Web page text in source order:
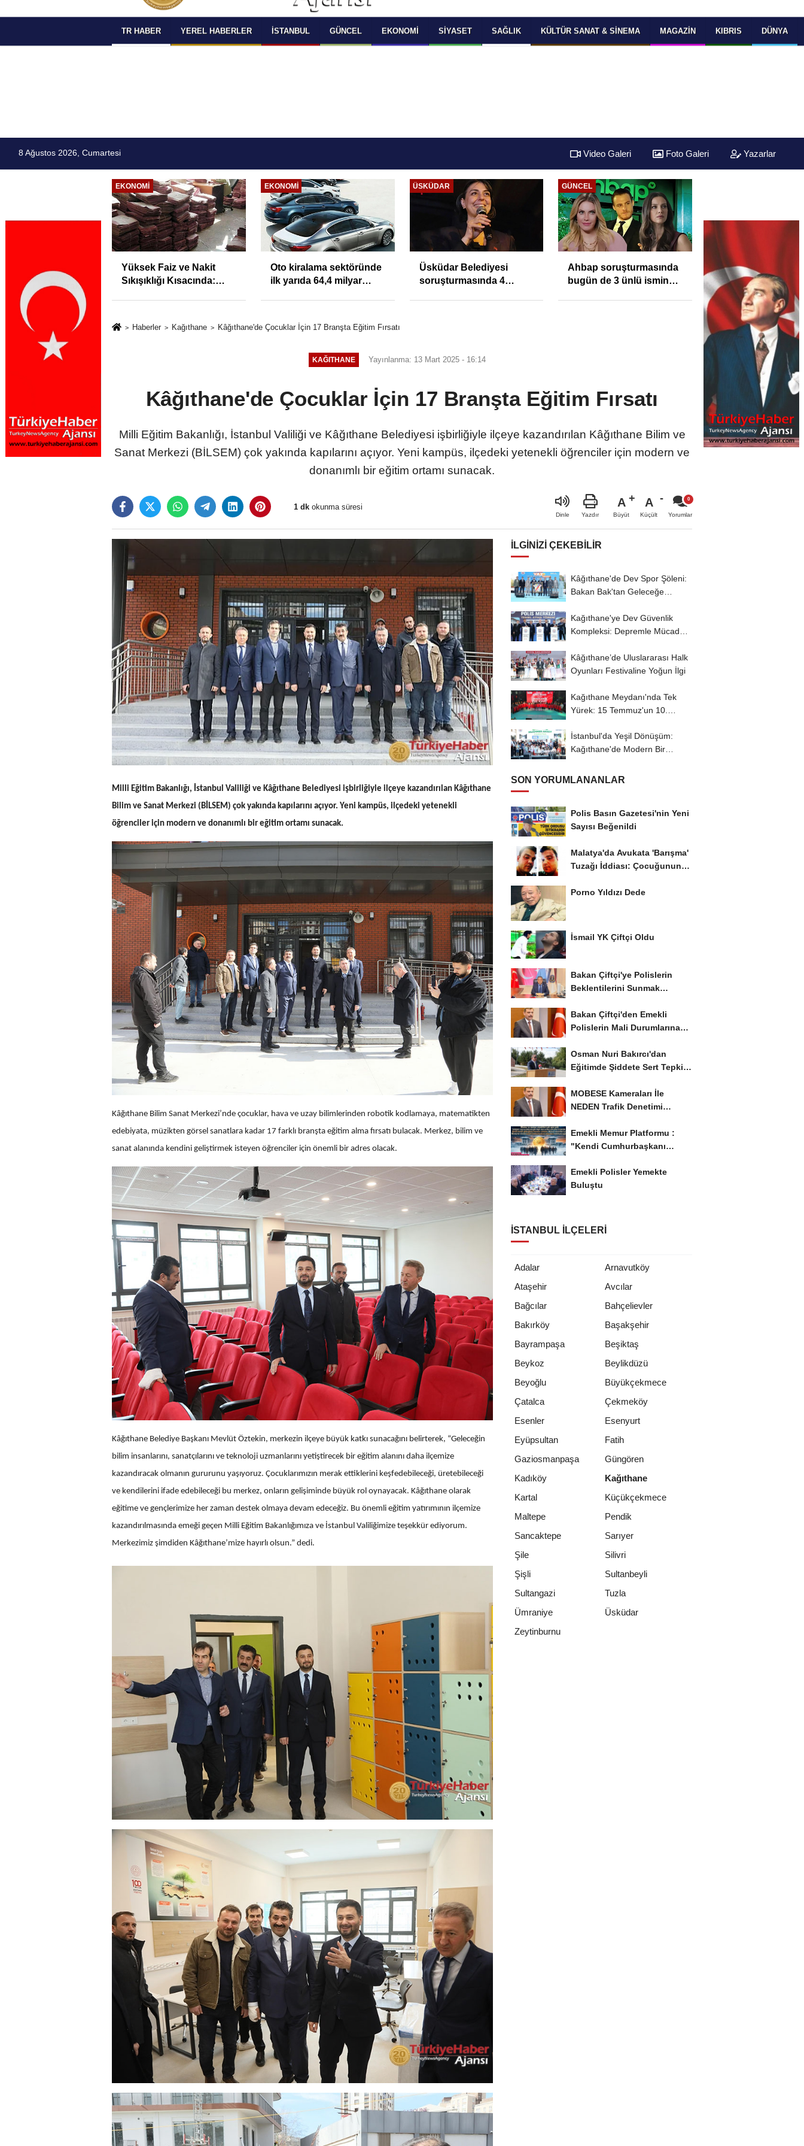
SELECT LANGUAGE YOU WOULD TO READ
OKUMAK İSTEDİĞİNİZ DİLİ SEÇİNİZ
Powered by
Translate
TR HABER YEREL HABERLER İSTANBUL GÜNCEL EKONOMI SIYASET SAĞLIK KÜLTÜR SANAT & SINEMA MAGAZIN KIBRIS DÜNYA
8 Ağustos 2026, Cumartesi Video Galeri Foto Galeri Yazarlar
EĞITIM
ETSO ve İSO Arasında
İstihdam Odaklı Mesleki
SIYASET
Dervişoğlu: 'Çerçeve
Yasa Çözüm Değil, İkinci
GÜNCEL
Araçtan izmarit ve çöp
atanlara uyarı: Trafiğin
EKONOMI
TÜİK Temmuz
enflasyonunu %31,75;
Yüksek Faiz ve
Sıkışıklığı
Reel Sektörde
Konkordato
Haberler Kağıthane Kâğıthane'de Çocuklar İçin 17 Branşta Eğitim Fırsatı
KAĞITHANE Yayınlanma: 13 Mart 2025 - 16:14
Kâğıthane'de Çocuklar İçin 17 Branşta Eğitim Fırsatı
Milli Eğitim Bakanlığı, İstanbul Valiliği ve Kâğıthane Belediyesi işbirliğiyle ilçeye kazandırılan Kâğıthane Bilim ve
Sanat Merkezi (BİLSEM) çok yakında kapılarını açıyor. Yeni kampüs, ilçedeki yetenekli öğrenciler için modern ve
donanımlı bir eğitim ortamı sunacak.
1 dk okunma süresi
Dinle Yazdır
A
Büyüt
A
Küçült Yorumlar
Milli Eğitim Bakanlığı, İstanbul Valiliği ve Kâğıthane Belediyesi işbirliğiyle ilçeye kazandırılan Kâğıthane
Bilim ve Sanat Merkezi (BİLSEM) çok yakında kapılarını açıyor. Yeni kampüs, ilçedeki yetenekli
öğrenciler için modern ve donanımlı bir eğitim ortamı sunacak.
Kâğıthane Bilim Sanat Merkezi’nde çocuklar, hava ve uzay bilimlerinden robotik kodlamaya, matematikten
edebiyata, müzikten görsel sanatlara kadar 17 farklı branşta eğitim alma fırsatı bulacak. Merkez, bilim ve
sanat alanında kendini geliştirmek isteyen öğrenciler için önemli bir adres olacak.
Kâğıthane Belediye Başkanı Mevlüt Öztekin, merkezin ilçeye büyük katkı sunacağını belirterek, “Geleceğin
bilim insanlarını, sanatçılarını ve teknoloji uzmanlarını yetiştirecek bir eğitim alanını daha ilçemize
kazandıracak olmanın gururunu yaşıyoruz. Çocuklarımızın merak ettiklerini keşfedebileceği, üretebileceği
ve kendilerini ifade edebileceği bu merkez, onların gelişiminde büyük rol oynayacak. Kâğıthane olarak
eğitime ve gençlerimize her zaman destek olmaya devam edeceğiz. Bu önemli eğitim yatırımının ilçemize
kazandırılmasında emeği geçen Milli Eğitim Bakanlığımıza ve İstanbul Valiliğimize teşekkür ediyorum.
Merkezimiz şimdiden Kâğıthane’mize hayırlı olsun.” dedi.
İLGINIZI ÇEKEBILIR
Kâğıthane'de Dev Spor Şöleni:
Bakan Bak'tan Geleceğe
Kağıthane'ye Dev Güvenlik
Kompleksi: Depremle Mücadele
Kâğıthane’de Uluslararası Halk
Oyunları Festivaline Yoğun İlgi
Kağıthane Meydanı'nda Tek
Yürek: 15 Temmuz'un 10.
İstanbul'da Yeşil Dönüşüm:
Kağıthane'de Modern Bir
SON YORUMLANANLAR
Polis Basın Gazetesi'nin Yeni
Sayısı Beğenildi
Malatya'da Avukata 'Barışma'
Tuzağı İddiası: Çocuğunun
Porno Yıldızı Dede
İsmail YK Çiftçi Oldu
Bakan Çiftçi'ye Polislerin
Beklentilerini Sunmak
Bakan Çiftçi'den Emekli
Polislerin Mali Durumlarına
Osman Nuri Bakırcı'dan
Eğitimde Şiddete Sert Tepki:
MOBESE Kameraları İle
NEDEN Trafik Denetimi
Emekli Memur Platformu :
"Kendi Cumhurbaşkanı
Emekli Polisler Yemekte
Buluştu
İSTANBUL İLÇELERI
Adalar
Arnavutköy
Ataşehir
Avcılar
Bağcılar
Bahçelievler
Bakırköy
Başakşehir
Bayrampaşa
Beşiktaş
Beykoz
Beylikdüzü
Beyoğlu
Büyükçekmece
Çatalca
Çekmeköy
Esenler
Esenyurt
Eyüpsultan
Fatih
Gaziosmanpaşa
Güngören
Kadıköy
Kağıthane
Kartal
Küçükçekmece
Maltepe
Pendik
Sancaktepe
Sarıyer
Şile
Silivri
Şişli
Sultanbeyli
Sultangazi
Tuzla
Ümraniye
Üsküdar
Zeytinburnu